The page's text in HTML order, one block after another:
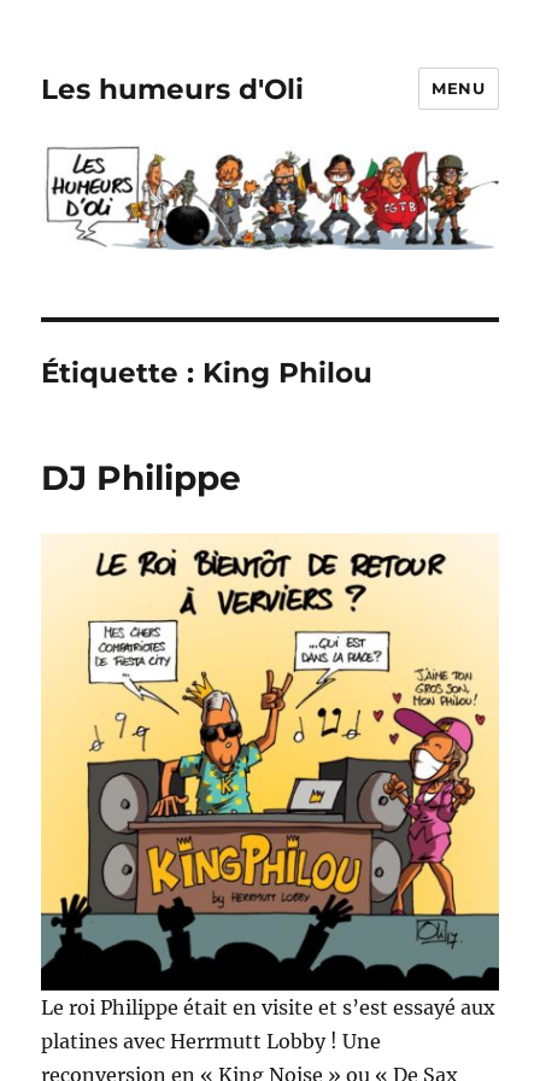
Les humeurs d'Oli MENU
Étiquette : King Philou
DJ Philippe
Le roi Philippe était en visite et s’est essayé aux
platines avec Herrmutt Lobby ! Une
reconversion en « King Noise » ou « De Sax